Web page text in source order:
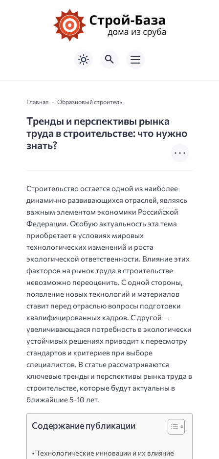
Главная Образцовый строитель
Тренды и перспективы рынка
труда в строительстве: что нужно
знать?
Строительство остается одной из наиболее
динамично развивающихся отраслей, являясь
важным элементом экономики Российской
Федерации. Особую актуальность эта тема
приобретает в условиях мировых
технологических изменений и роста
экологической ответственности. Влияние этих
факторов на рынок труда в строительстве
невозможно переоценить. С одной стороны,
появление новых технологий и материалов
ставит перед отраслью вопросы подготовки
квалифицированных кадров. С другой —
увеличивающаяся потребность в экологически
устойчивых решениях приводит к пересмотру
стандартов и критериев при выборе
специалистов. В статье рассматриваются
ключевые тренды и перспективы рынка труда в
строительстве, которые будут актуальны в
ближайшие 5-10 лет.
Содержание публикации
Технологические инновации и их влияние